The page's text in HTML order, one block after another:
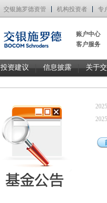
交银施罗德资管 机构投资者 专
账户中心
客户服务
投资建议 信息披露 关于